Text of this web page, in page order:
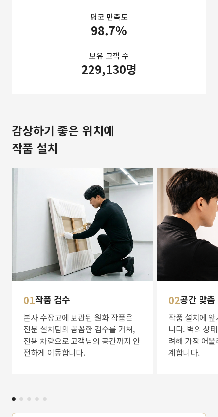
평균 만족도
98.7%
보유 고객 수
229,130명
감상하기 좋은 위치에
작품 설치
01작품 검수
본사 수장고에 보관된 원화 작품은
전문 설치팀의 꼼꼼한 검수를 거쳐,
전용 차량으로 고객님의 공간까지 안
전하게 이동합니다.
02공간 맞
작품 설치에
니다. 벽의 상
려해 가장 어
계합니다.